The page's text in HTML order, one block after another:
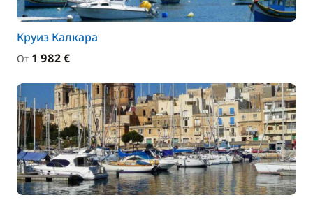
Круиз Калкара
От 1 982 €